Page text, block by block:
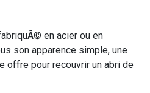
en acier ou en
son apparence simple, une
offre pour recouvrir un abri de